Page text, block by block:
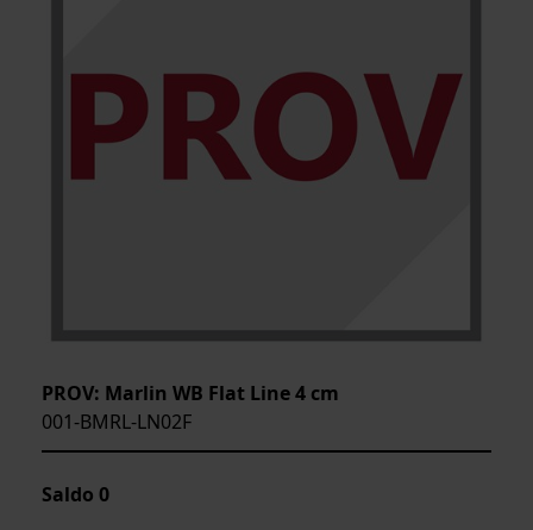
PROV: Marlin WB Flat Line 4 cm
001-BMRL-LN02F
Saldo 0